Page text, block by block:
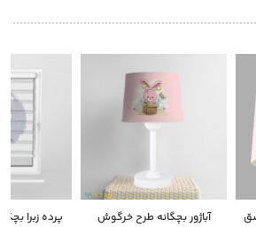
آباژور بچگانه طرح خرگوش
پرده زبرا